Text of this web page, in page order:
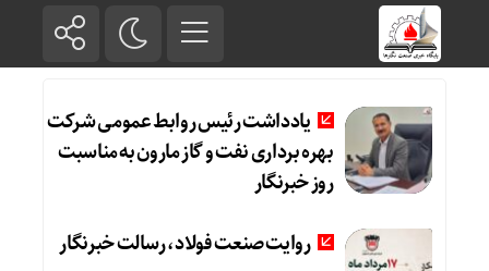
یادداشت رئیس روابط عمومی شرکت
بهره برداری نفت و گاز مارون به مناسبت
روز خبرنگار
روایت صنعت فولاد،‌ رسالت خبرنگار